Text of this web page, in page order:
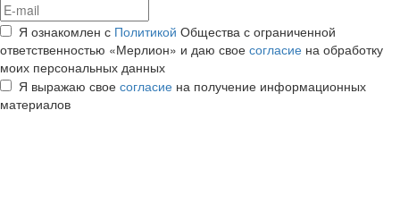
Я ознакомлен с Политикой Общества с ограниченной
ответственностью «Мерлион» и даю свое согласие на обработку
моих персональных данных
Я выражаю свое согласие на получение информационных
материалов